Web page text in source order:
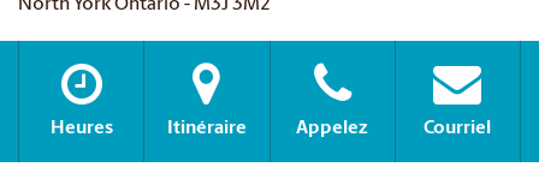
North York Ontario - M3J 3M2
Heures Itinéraire Appelez Courriel